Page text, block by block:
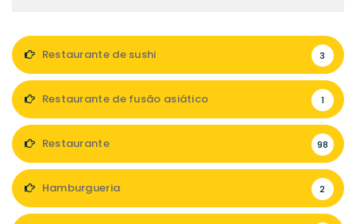
Restaurante de sushi 3
Restaurante de fusão asiático 1
Restaurante 98
Hamburgueria 2